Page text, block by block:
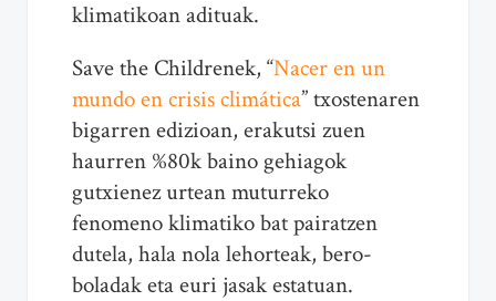
klimatikoan adituak.
Save the Childrenek, “Nacer en un
mundo en crisis climática” txostenaren
bigarren edizioan, erakutsi zuen
haurren %80k baino gehiagok
gutxienez urtean muturreko
fenomeno klimatiko bat pairatzen
dutela, hala nola lehorteak, bero-
boladak eta euri jasak estatuan.